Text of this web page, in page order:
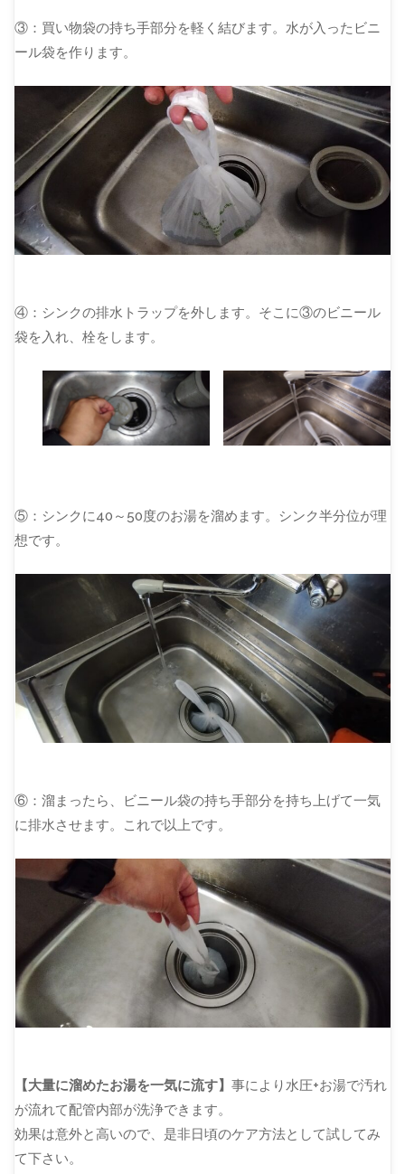
③：買い物袋の持ち手部分を軽く結びます。水が入ったビニ
ール袋を作ります。
④：シンクの排水トラップを外します。そこに③のビニール
袋を入れ、栓をします。
⑤：シンクに40～50度のお湯を溜めます。シンク半分位が理
想です。
⑥：溜まったら、ビニール袋の持ち手部分を持ち上げて一気
に排水させます。これで以上です。
【大量に溜めたお湯を一気に流す】事により水圧+お湯で汚れ
が流れて配管内部が洗浄できます。
効果は意外と高いので、是非日頃のケア方法として試してみ
て下さい。